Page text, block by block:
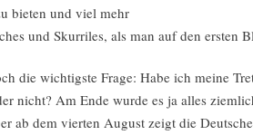
bieten und viel mehr
und Skurriles, als man auf den ersten
die wichtigste Frage: Habe ich meine
nicht? Am Ende wurde es ja alles
ab dem vierten August zeigt die